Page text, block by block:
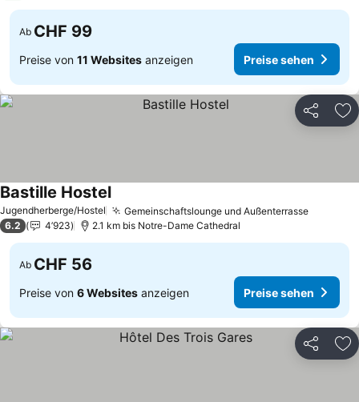
Ab CHF 99
Preise von 11 Websites anzeigen Preise sehen
Teilen
Jugendherberge/Hostel Gemeinschaftslounge und AußenterrassePreise
Bastille HostelPreise sehen
6.2 4’923 2.1 km bis Notre-Dame Cathedral
Ab CHF 56
Preise von 6 Websites anzeigen Preise sehen
Teilen